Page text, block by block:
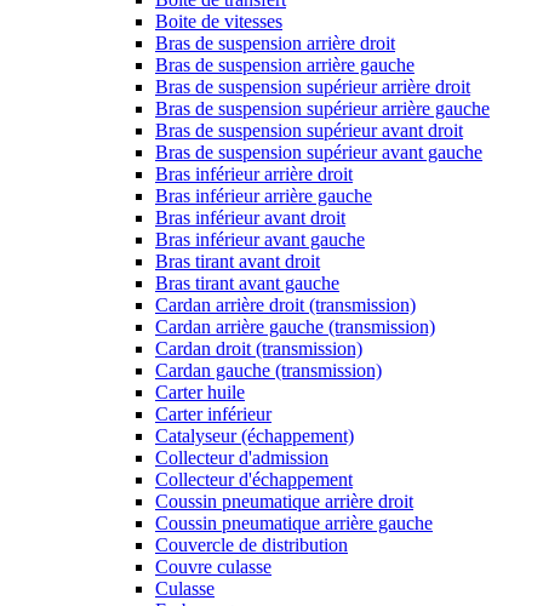
Boite de vitesses
Bras de suspension arrière droit
Bras de suspension arrière gauche
Bras de suspension supérieur arrière droit
Bras de suspension supérieur arrière gauche
Bras de suspension supérieur avant droit
Bras de suspension supérieur avant gauche
Bras inférieur arrière droit
Bras inférieur arrière gauche
Bras inférieur avant droit
Bras inférieur avant gauche
Bras tirant avant droit
Bras tirant avant gauche
Cardan arrière droit (transmission)
Cardan arrière gauche (transmission)
Cardan droit (transmission)
Cardan gauche (transmission)
Carter huile
Carter inférieur
Catalyseur (échappement)
Collecteur d'admission
Collecteur d'échappement
Coussin pneumatique arrière droit
Coussin pneumatique arrière gauche
Couvercle de distribution
Couvre culasse
Culasse